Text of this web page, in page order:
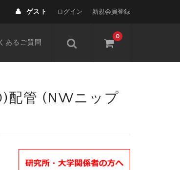
ゲスト ログイン 新規会員登録
0
あるご質問
配管 (NWニップ